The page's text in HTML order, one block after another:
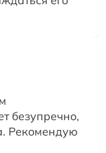
безупречно,
Рекомендую